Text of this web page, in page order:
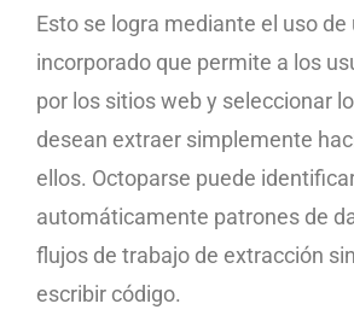
Esto se logra mediante el uso
incorporado que permite a los
por los sitios web y seleccionar
desean extraer simplemente
ellos. Octoparse puede
automáticamente patrones de
flujos de trabajo de extracción
escribir código.